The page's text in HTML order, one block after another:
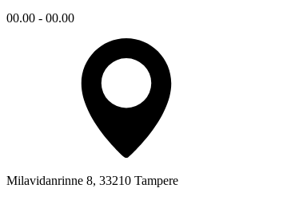
00.00 - 00.00
Milavidanrinne 8, 33210 Tampere